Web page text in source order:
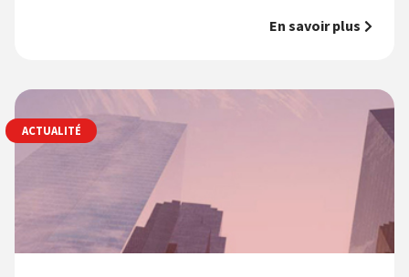
En savoir plus
ACTUALITÉ